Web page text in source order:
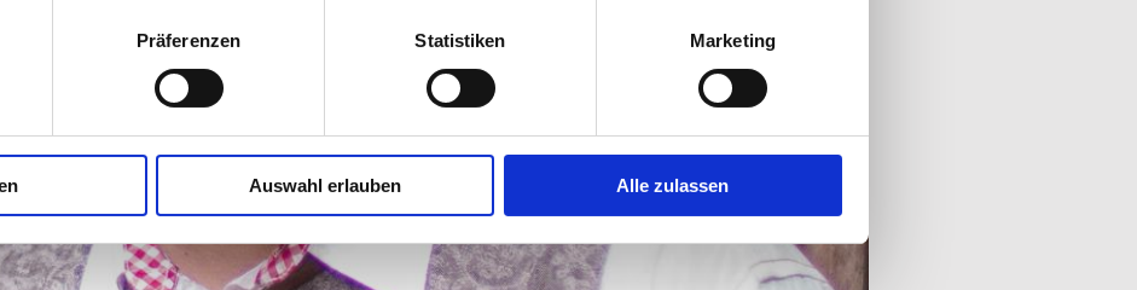
Präferenzen Statistiken Marketing
Auswahl erlauben Alle zulassen